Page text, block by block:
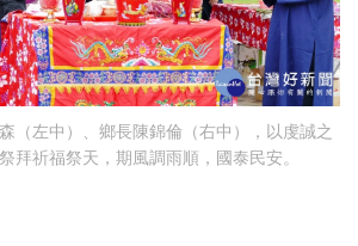
（左中）、鄉長陳錦倫（右中），以虔誠之
拜祈福祭天，期風調雨順，國泰民安。